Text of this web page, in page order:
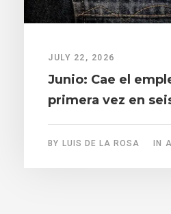
JULY 22, 2026
Junio: Cae el
primera vez en
BY LUIS DE LA ROSA IN